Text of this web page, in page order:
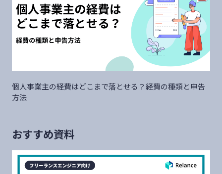
個人事業主の経費はどこまで落とせる？経費の種類と申告
方法
おすすめ資料